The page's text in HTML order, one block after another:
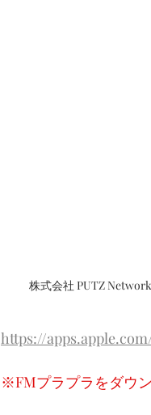
株式会社 PUTZ
https://
※FMプラプラをダウ